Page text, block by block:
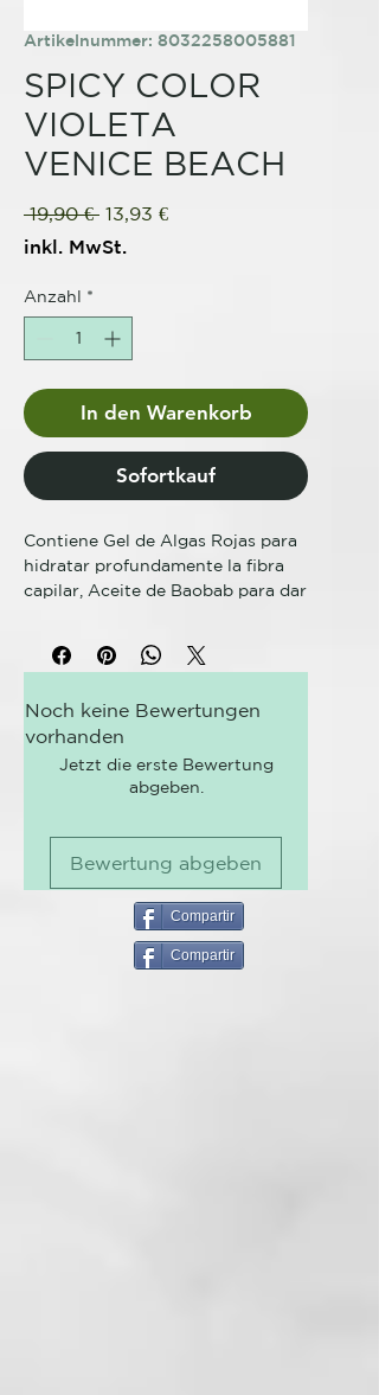
Artikelnummer: 8032258005881
SPICY COLOR
VIOLETA
VENICE BEACH
19,90 € Standardpreis
13,93 €Sale-
inkl. MwSt.
Anzahl *
In den Warenkorb
Sofortkauf
Contiene Gel de Algas Rojas para
hidratar profundamente la fibra
capilar, Aceite de Baobab para dar
resultados cromáticos intensos.
Spicy Color es un tinte cosmético
semipermanente de pH ácido para
el cabello teñido, decolorado o
natural. Aporta brillo al cabello y
resulta ideal para teñir todo el
pelo o para crear toques de color
resueltos. Sin Amóniaco, ni
Oxidantes, para un pelo más sano
Noch keine Bewertungen
vorhanden
Jetzt die erste Bewertung
abgeben.
Bewertung abgeben
Compartir
Compartir